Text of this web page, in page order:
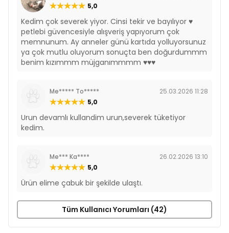
5,0
Kedim çok severek yiyor. Cinsi tekir ve bayılıyor ♥️
petlebi güvencesiyle alışveriş yapıyorum çok
memnunum. Ay anneler günü kartıda yolluyorsunuz
ya çok mutlu oluyorum sonuçta ben doğurdummm
benim kızımmm müjganımmmm ♥️♥️♥️
Me***** To*****
25.03.2026 11:28
5,0
Urun devamlı kullandim urun,severek tüketiyor
kedim.
Me*** Ka****
26.02.2026 13:10
5,0
Ürün elime çabuk bir şekilde ulaştı.
Tüm Kullanıcı Yorumları (42)